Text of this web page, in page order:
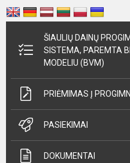
ŠIAULIŲ DAINŲ
SISTEMA, PAREMTA
MODELIU (BVM)
PRIĖMIMAS Į
PASIEKIMAI
DOKUMENTAI